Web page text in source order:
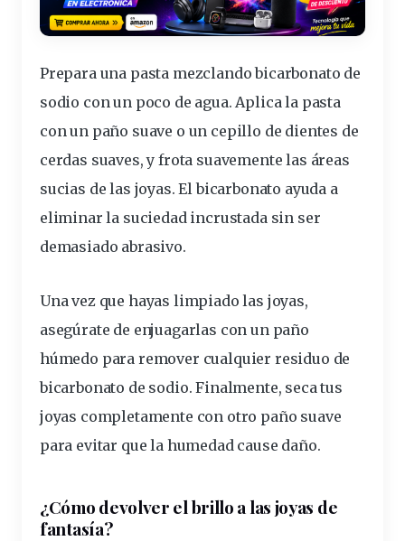
Prepara una pasta mezclando bicarbonato de
sodio con un poco de agua. Aplica la pasta
con un paño suave o un cepillo de dientes de
cerdas suaves, y frota suavemente las áreas
sucias de las joyas.El bicarbonato ayuda a
eliminar la suciedad incrustada sin ser
demasiado abrasivo.
Una vez que hayas limpiado las joyas,
asegúrate de enjuagarlas con un paño
húmedo para remover cualquier residuo de
bicarbonato de sodio. Finalmente, seca tus
joyas completamente con otro paño suave
para evitar que la humedad cause daño.
¿Cómo devolver el brillo a las joyas de
fantasía?